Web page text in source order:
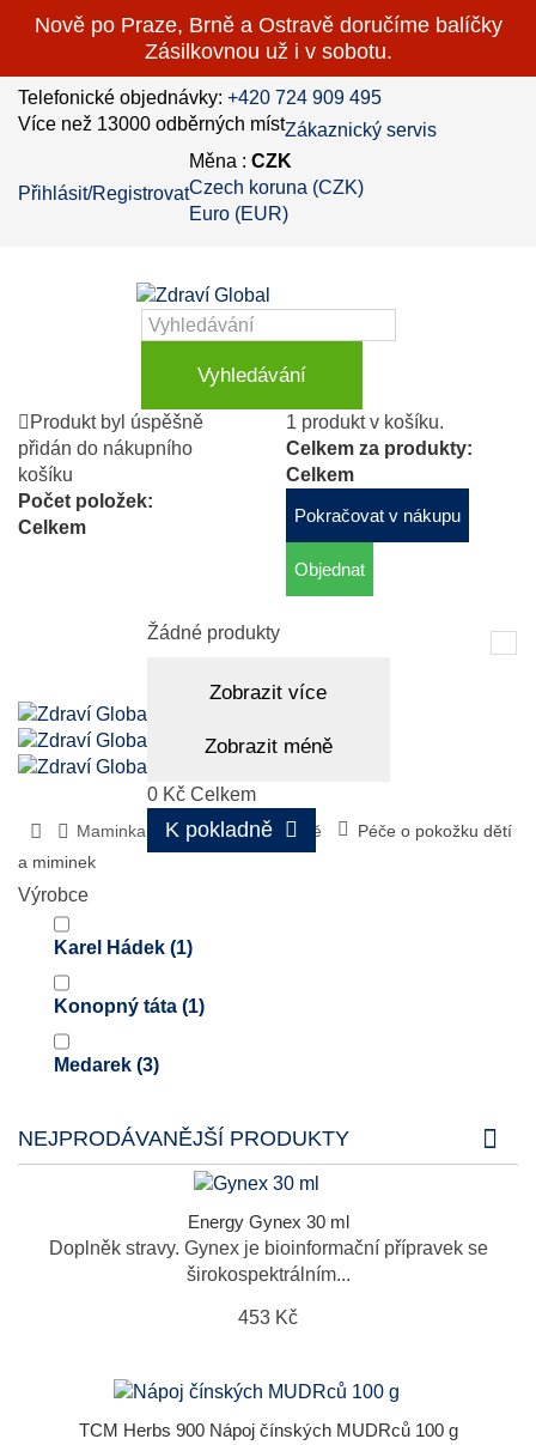
Nově po Praze, Brně a Ostravě doručíme balíčky
Zásilkovnou už i v sobotu.
Telefonické objednávky: +420 724 909 495
Více než 13000 odběrných místZákaznický servis
Přihlásit/Registrovat
Měna : CZK
Czech koruna (CZK)
Euro (EUR)
Vyhledávání
Košík
(prázdný)
Žádné produkty
Zobrazit více
Zobrazit méně
0 Kč Celkem
K pokladně
Produkt byl úspěšně
přidán do nákupního
košíku
Počet položek:
Celkem
1 produkt v košíku.
Celkem za produkty:
Celkem
Pokračovat v nákupu
Objednat
Maminka a dítě Péče o dítě
Péče o pokožku dětí
a miminek
Výrobce
Karel Hádek (1)
Konopný táta (1)
Medarek (3)
NEJPRODÁVANĚJŠÍ PRODUKTY
Energy Gynex 30 ml
Doplněk stravy. Gynex je bioinformační přípravek se
širokospektrálním...
453 Kč
TCM Herbs 900 Nápoj čínských MUDRců 100 g